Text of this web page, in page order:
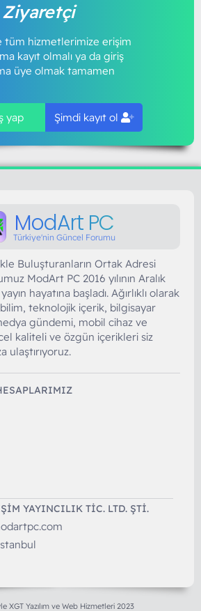
Ziyaretçi
tüm hizmetlerimize erişim
kayıt olmalı ya da giriş
üye olmak tamamen
yap Şimdi kayıt ol
ModArt PC
Türkiye'nin Güncel Forumu
Buluşturanların Ortak Adresi
ModArt PC 2016 yılının Aralık
hayatına başladı. Ağırlıklı olarak
teknolojik içerik, bilgisayar
gündemi, mobil cihaz ve
kaliteli ve özgün içerikleri siz
ulaştırıyoruz.
YAYINCILIK TİC. LTD. ŞTİ.
XGT Yazılım ve Web Hizmetleri 2023